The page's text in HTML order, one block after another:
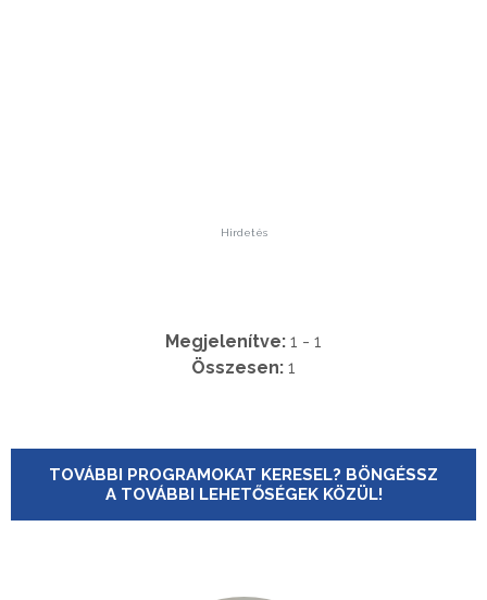
Hirdetés
Megjelenítve: 1 - 1
Összesen: 1
TOVÁBBI PROGRAMOKAT KERESEL? BÖNGÉSSZ
A TOVÁBBI LEHETŐSÉGEK KÖZÜL!